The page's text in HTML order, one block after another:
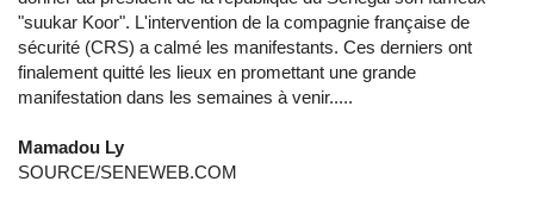
"suukar Koor". L'intervention de la compagnie française de
sécurité (CRS) a calmé les manifestants. Ces derniers ont
finalement quitté les lieux en promettant une grande
manifestation dans les semaines à venir.....
Mamadou Ly
SOURCE/SENEWEB.COM